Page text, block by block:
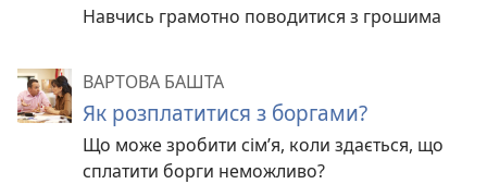
Навчись грамотно поводитися з грошима
ВАРТОВА БАШТА
Як розплатитися з боргами?
Що може зробити сім’я, коли здається, що
сплатити борги неможливо?